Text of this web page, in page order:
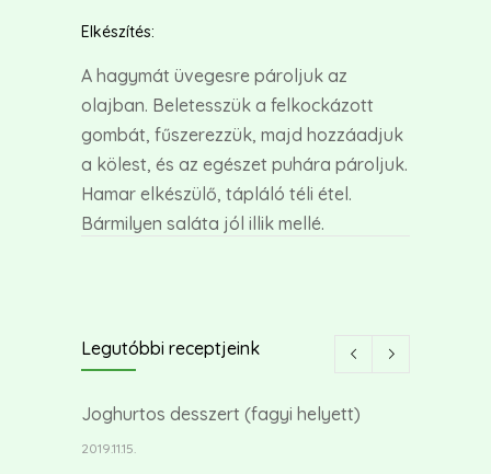
Elkészítés:
A hagymát üvegesre pároljuk az
olajban. Beletesszük a felkockázott
gombát, fűszerezzük, majd hozzáadjuk
a kölest, és az egészet puhára pároljuk.
Hamar elkészülő, tápláló téli étel.
Bármilyen saláta jól illik mellé.
Legutóbbi receptjeink
Joghurtos desszert (fagyi helyett)
2019.11.15.